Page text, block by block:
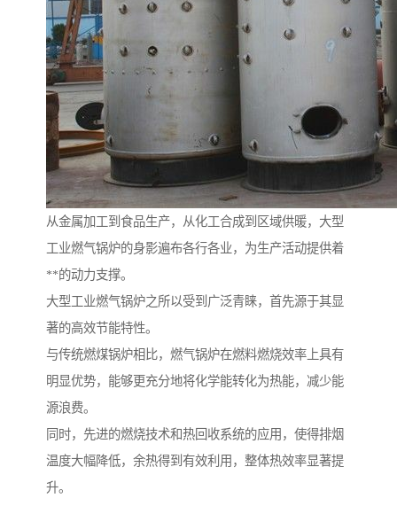
从金属加工到食品生产，从化工合成到区域供暖，大型
工业燃气锅炉的身影遍布各行各业，为生产活动提供着
**的动力支撑。
大型工业燃气锅炉之所以受到广泛青睐，首先源于其显
著的高效节能特性。
与传统燃煤锅炉相比，燃气锅炉在燃料燃烧效率上具有
明显优势，能够更充分地将化学能转化为热能，减少能
源浪费。
同时，先进的燃烧技术和热回收系统的应用，使得排烟
温度大幅降低，余热得到有效利用，整体热效率显著提
升。